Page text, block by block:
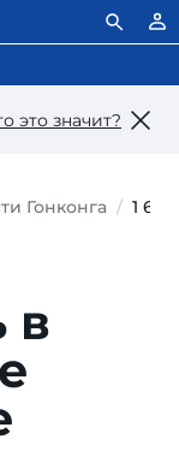
это значит?
Гонконга 1
в